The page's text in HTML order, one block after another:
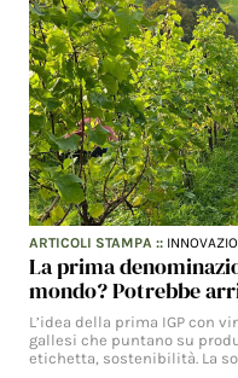
ARTICOLI STAMPA ::
La prima
mondo? Potrebbe
L’idea della prima IGP con
gallesi che puntano su
etichetta, sostenibilità. La